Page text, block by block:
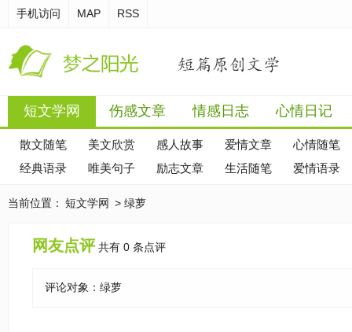
手机访问 MAP RSS
短文学网 伤感文章 情感日志 心情日记
散文随笔 美文欣赏 感人故事 爱情文章
心情随笔
经典语录
唯美句子 励志文章 生活随笔 爱情语录
当前位置： 短文学网 > 绿萝
网友点评 共有 0 条点评
评论对象： 绿萝